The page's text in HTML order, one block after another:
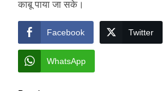
काबू पाया जा सके।
Facebook Twitter
WhatsApp